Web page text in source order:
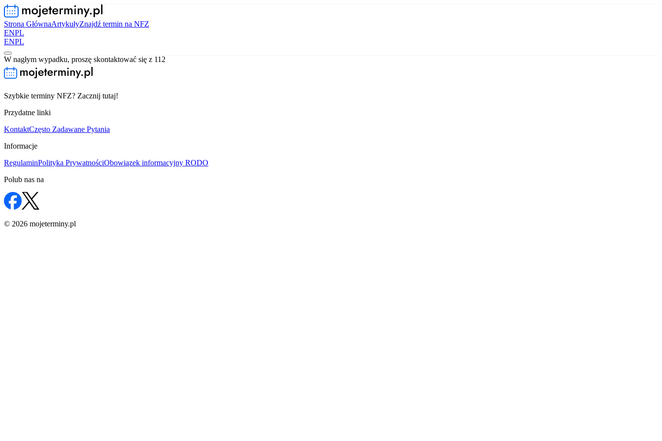
Strona GłównaArtykułyZnajdź termin na NFZ
ENPL
ENPL
W nagłym wypadku, proszę skontaktować się z 112
Szybkie terminy NFZ? Zacznij tutaj!
Przydatne linki
KontaktCzęsto Zadawane Pytania
Informacje
RegulaminPolityka PrywatnościObowiązek informacyjny RODO
Polub nas na
© 2026 mojeterminy.pl